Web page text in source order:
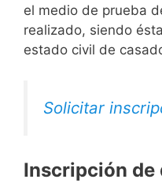
el medio de prueba
realizado, siendo
estado civil de
Solicitar
Inscripción de